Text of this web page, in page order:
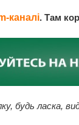
каналі. Там
будь ласка,